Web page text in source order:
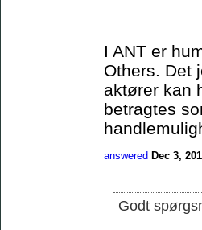
I ANT er
Others. Det
aktører kan
betragtes
answered Dec 3,
Godt